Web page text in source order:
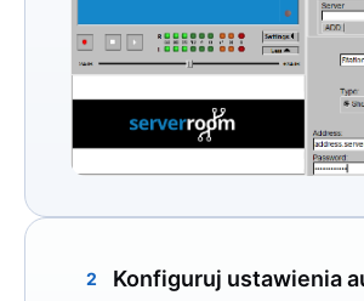
2 Konfiguruj ustawienia